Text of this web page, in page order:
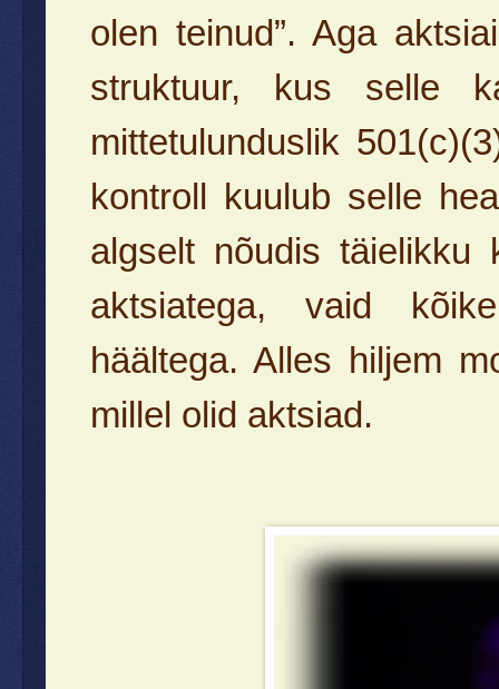
olen teinud”. Aga
struktuur, kus selle
mittetulunduslik
kontroll kuulub selle
algselt nõudis täielikku
aktsiatega, vaid
häältega. Alles hiljem
millel olid aktsiad.